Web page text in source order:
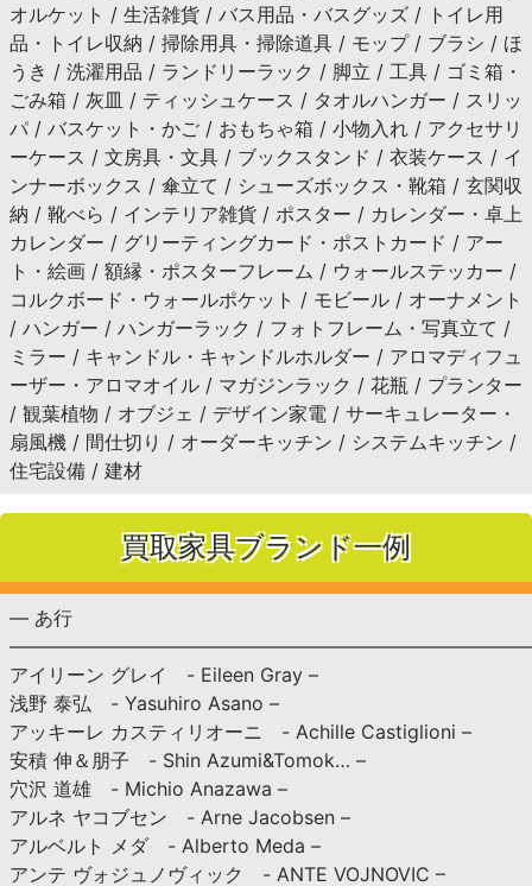
オルケット / 生活雑貨 / バス用品・バスグッズ / トイレ用
品・トイレ収納 / 掃除用具・掃除道具 / モップ / ブラシ / ほ
うき / 洗濯用品 / ランドリーラック / 脚立 / 工具 / ゴミ箱・
ごみ箱 / 灰皿 / ティッシュケース / タオルハンガー / スリッ
パ / バスケット・かご / おもちゃ箱 / 小物入れ / アクセサリ
ーケース / 文房具・文具 / ブックスタンド / 衣装ケース / イ
ンナーボックス / 傘立て / シューズボックス・靴箱 / 玄関収
納 / 靴べら / インテリア雑貨 / ポスター / カレンダー・卓上
カレンダー / グリーティングカード・ポストカード / アー
ト・絵画 / 額縁・ポスターフレーム / ウォールステッカー /
コルクボード・ウォールポケット / モビール / オーナメント
/ ハンガー / ハンガーラック / フォトフレーム・写真立て /
ミラー / キャンドル・キャンドルホルダー / アロマディフュ
ーザー・アロマオイル / マガジンラック / 花瓶 / プランター
/ 観葉植物 / オブジェ / デザイン家電 / サーキュレーター・
扇風機 / 間仕切り / オーダーキッチン / システムキッチン /
住宅設備 / 建材
買取家具ブランド一例
— あ行
アイリーン グレイ - Eileen Gray –
浅野 泰弘 - Yasuhiro Asano –
アッキーレ カスティリオーニ - Achille Castiglioni –
安積 伸＆朋子 - Shin Azumi&Tomok… –
穴沢 道雄 - Michio Anazawa –
アルネ ヤコブセン - Arne Jacobsen –
アルベルト メダ - Alberto Meda –
アンテ ヴォジュノヴィック - ANTE VOJNOVIC –